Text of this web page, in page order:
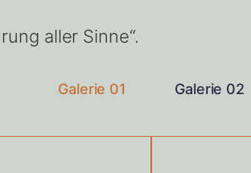
aller Sinne“.
Galerie 01 Galerie 02